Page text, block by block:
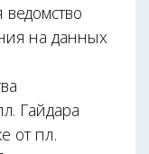
на данных
Гайдара
от пл.